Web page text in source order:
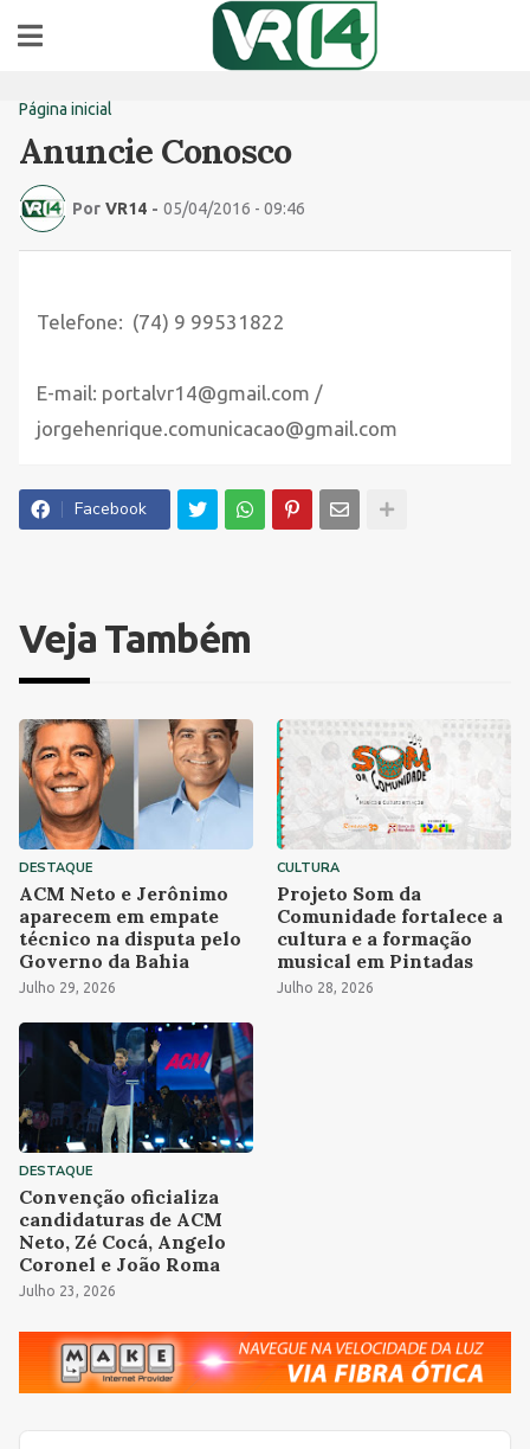
Página inicial
Anuncie Conosco
Por VR14 - 05/04/2016 - 09:46
Telefone: (74) 9 99531822
E-mail: portalvr14@gmail.com /
jorgehenrique.comunicacao@gmail.com
Facebook
Veja Também
DESTAQUE
ACM Neto e Jerônimo
aparecem em empate
técnico na disputa pelo
Governo da Bahia
Julho 29, 2026
CULTURA
Projeto Som da
Comunidade fortalece a
cultura e a formação
musical em Pintadas
Julho 28, 2026
DESTAQUE
Convenção oficializa
candidaturas de ACM
Neto, Zé Cocá, Angelo
Coronel e João Roma
Julho 23, 2026